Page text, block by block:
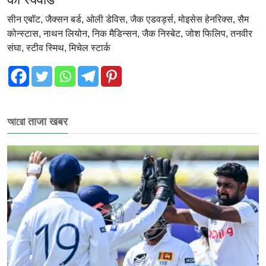
सीन एबॉट, जैक्सन बर्ड, ओली डेविस, जैक एडवर्ड्स, मोइसेस हेनरिक्स, सैम
कोन्स्टास, नाथन लियोन, निक मैडिन्सन, जैक निस्बेट, जोश फिलिप, तनवीर
संघा, स्टीव स्मिथ, मिचेल स्टार्क
আরো ताजा खबर